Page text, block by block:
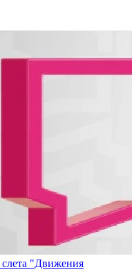
слета "Движения